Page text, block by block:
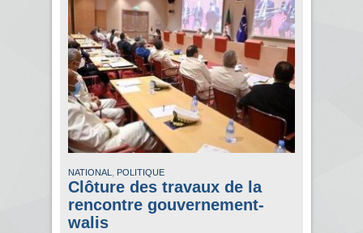
NATIONAL , POLITIQUE
Clôture des travaux de la
rencontre gouvernement-
walis